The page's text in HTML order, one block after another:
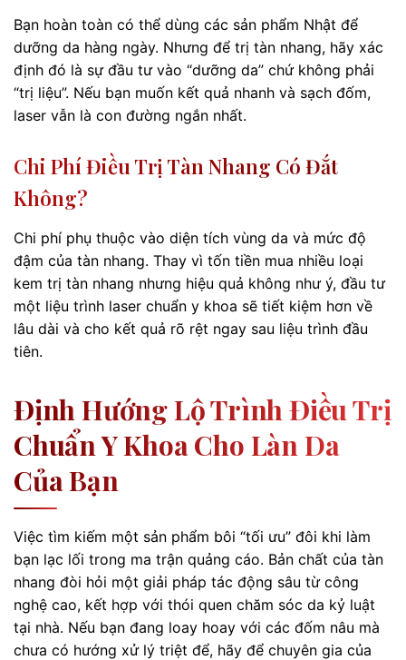
Bạn hoàn toàn có thể dùng các sản phẩm Nhật để
dưỡng da hàng ngày. Nhưng để trị tàn nhang, hãy xác
định đó là sự đầu tư vào “dưỡng da” chứ không phải
“trị liệu”. Nếu bạn muốn kết quả nhanh và sạch đốm,
laser vẫn là con đường ngắn nhất.
Chi Phí Điều Trị Tàn Nhang Có Đắt
Không?
Chi phí phụ thuộc vào diện tích vùng da và mức độ
đậm của tàn nhang. Thay vì tốn tiền mua nhiều loại
kem trị tàn nhang nhưng hiệu quả không như ý, đầu tư
một liệu trình laser chuẩn y khoa sẽ tiết kiệm hơn về
lâu dài và cho kết quả rõ rệt ngay sau liệu trình đầu
tiên.
Định Hướng Lộ Trình Điều Trị
Chuẩn Y Khoa Cho Làn Da
Của Bạn
Việc tìm kiếm một sản phẩm bôi “tối ưu” đôi khi làm
bạn lạc lối trong ma trận quảng cáo. Bản chất của tàn
nhang đòi hỏi một giải pháp tác động sâu từ công
nghệ cao, kết hợp với thói quen chăm sóc da kỷ luật
tại nhà. Nếu bạn đang loay hoay với các đốm nâu mà
chưa có hướng xử lý triệt để, hãy để chuyên gia của